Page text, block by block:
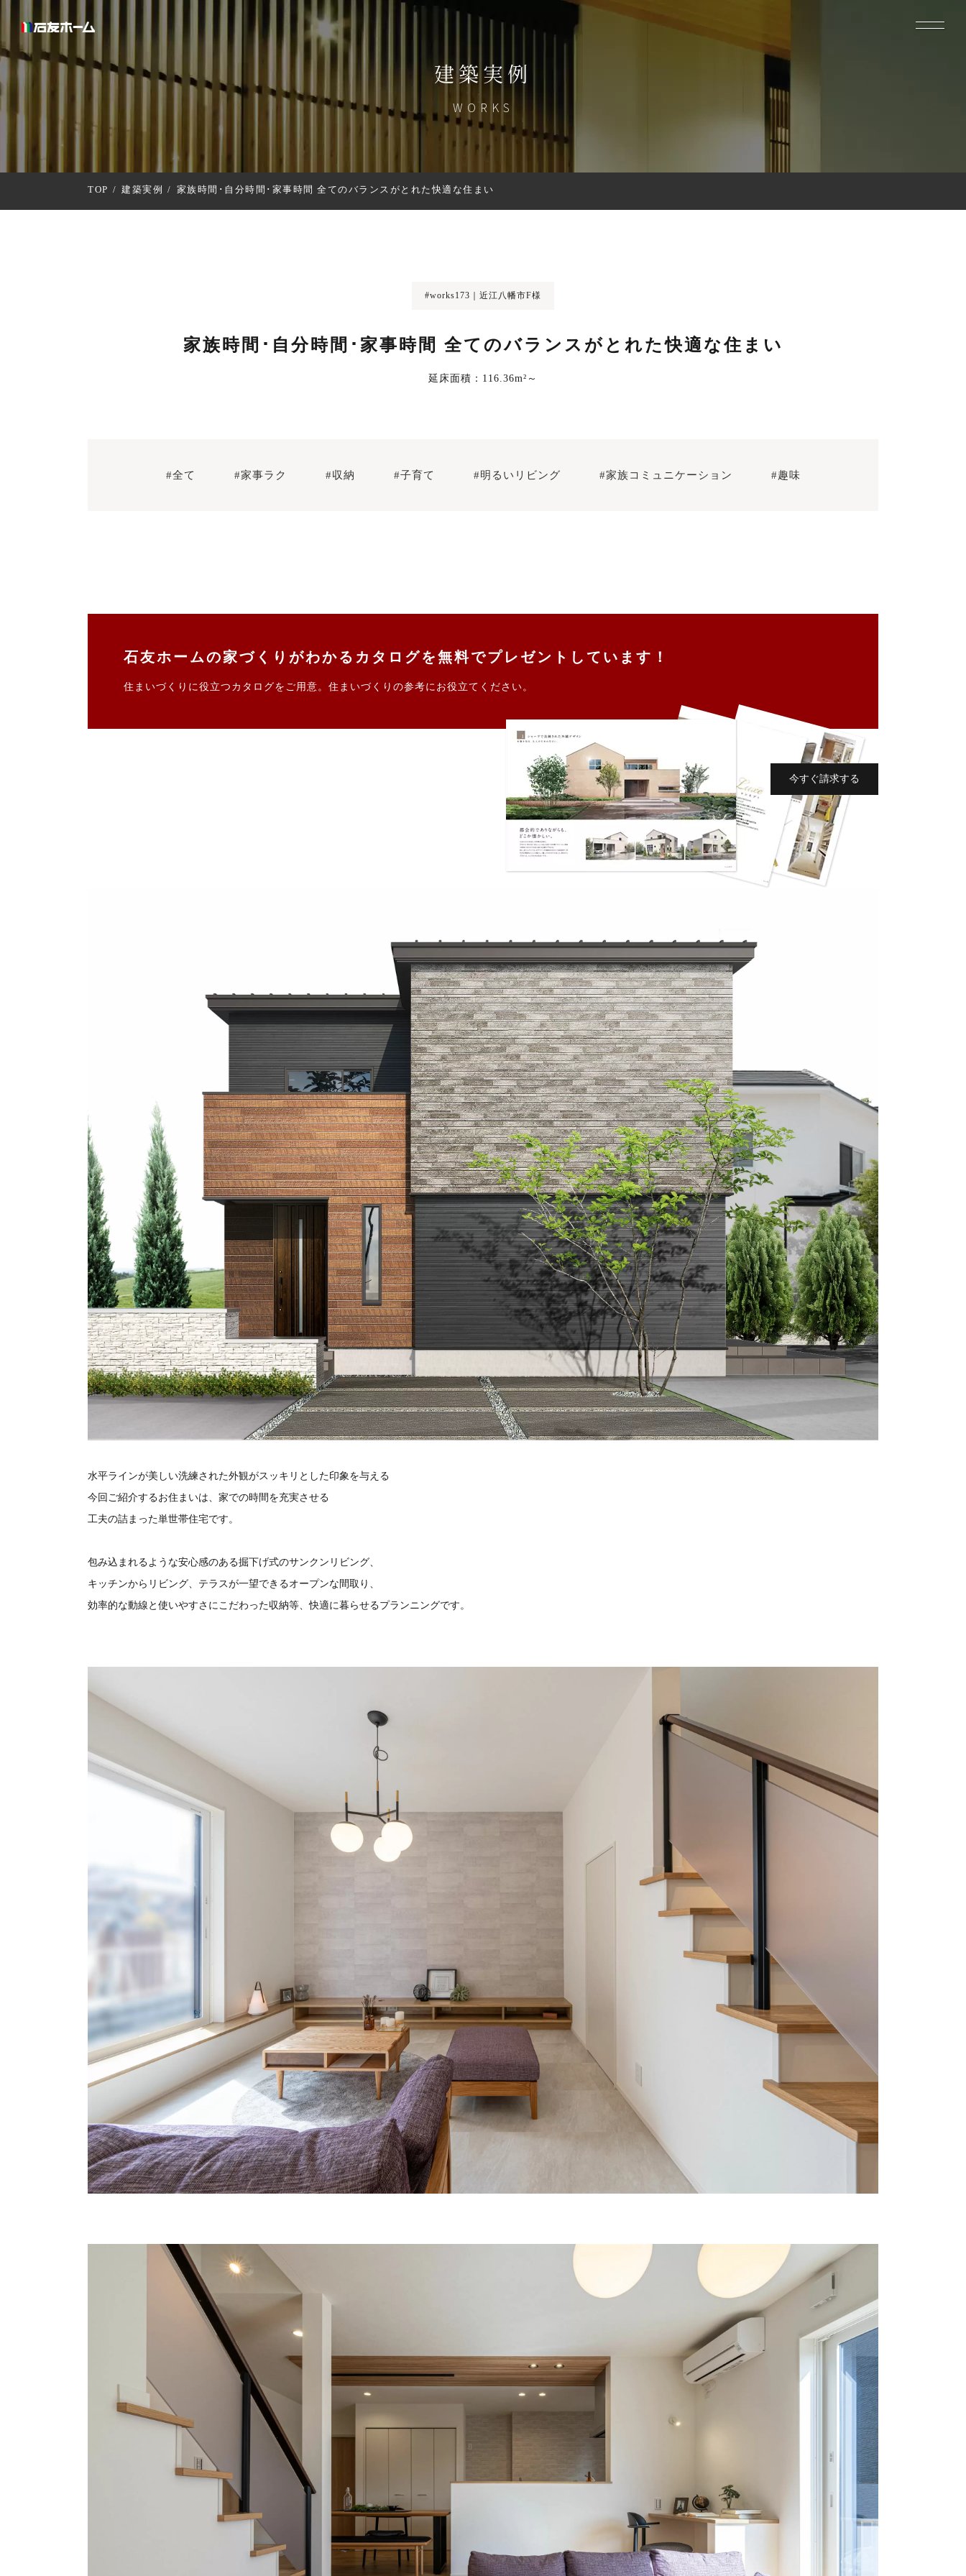
建築実例
WORKS
TOP 建築実例 家族時間･自分時間･家事時間 全てのバランスがとれた快適な住まい
#works173｜近江八幡市F様
家族時間･自分時間･家事時間 全てのバランスがとれた快適な住まい
延床面積：116.36m²～
#全て #家事ラク #収納 #子育て #明るいリビング #家族コミュニケーション #趣味
石友ホームの家づくりがわかるカタログを無料でプレゼントしています！
住まいづくりに役立つカタログをご用意。住まいづくりの参考にお役立てください。
今すぐ請求する
水平ラインが美しい洗練された外観がスッキリとした印象を与える
今回ご紹介するお住まいは、家での時間を充実させる
工夫の詰まった単世帯住宅です。
包み込まれるような安心感のある掘下げ式のサンクンリビング、
キッチンからリビング、テラスが一望できるオープンな間取り、
効率的な動線と使いやすさにこだわった収納等、快適に暮らせるプランニングです。